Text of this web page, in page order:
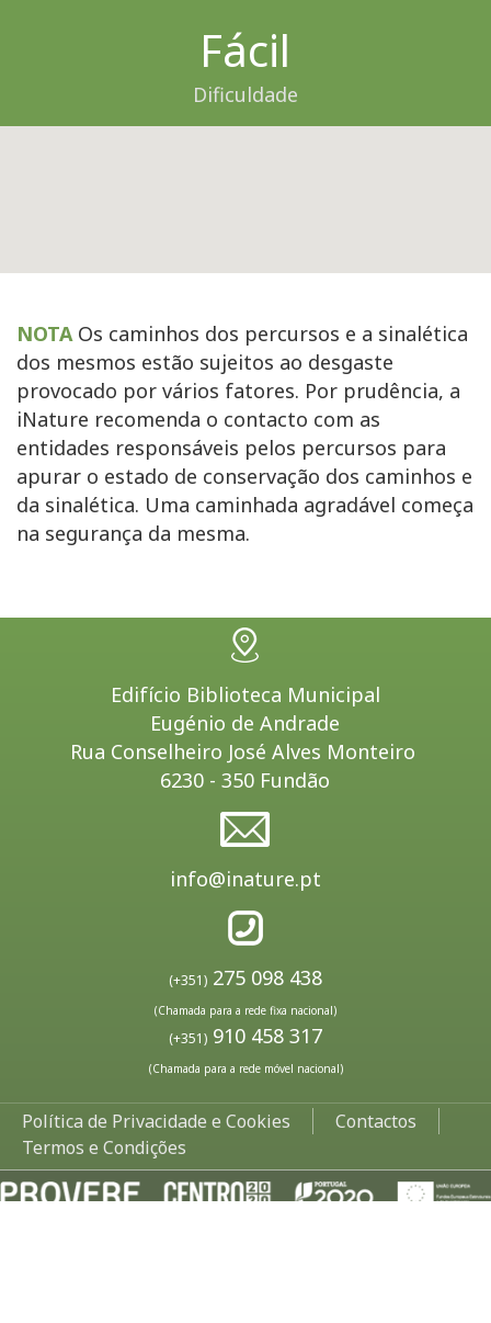
Fácil
Dificuldade
NOTAOs caminhos dos percursos e a sinalética
dos mesmos estão sujeitos ao desgaste
provocado por vários fatores. Por prudência, a
iNature recomenda o contacto com as
entidades responsáveis pelos percursos para
apurar o estado de conservação dos caminhos e
da sinalética. Uma caminhada agradável começa
na segurança da mesma.
Edifício Biblioteca Municipal
Eugénio de Andrade
Rua Conselheiro José Alves Monteiro
6230 - 350 Fundão
info@inature.pt
(+351) 275 098 438
(Chamada para a rede fixa nacional)
(+351) 910 458 317
(Chamada para a rede móvel nacional)
Política de Privacidade e Cookies
Contactos
Termos e Condições